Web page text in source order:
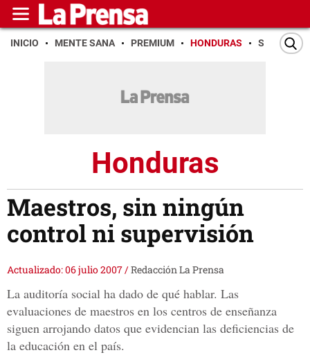
INICIO MENTE SANA PREMIUM HONDURAS SAN PEDRO
Honduras
Maestros, sin ningún
control ni supervisión
Actualizado: 06 julio 2007/Redacción La Prensa
La auditoría social ha dado de qué hablar. Las
evaluaciones de maestros en los centros de enseñanza
siguen arrojando datos que evidencian las deficiencias de
la educación en el país.